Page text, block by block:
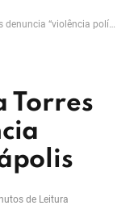
“violência política” em Eunápolis
Torres
de Leitura